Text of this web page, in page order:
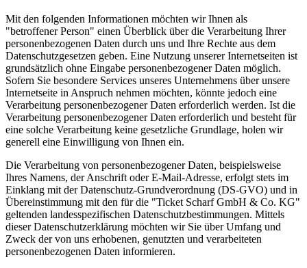
Mit den folgenden Informationen möchten wir Ihnen als
"betroffener Person" einen Überblick über die Verarbeitung Ihrer
personenbezogenen Daten durch uns und Ihre Rechte aus dem
Datenschutzgesetzen geben. Eine Nutzung unserer Internetseiten ist
grundsätzlich ohne Eingabe personenbezogener Daten möglich.
Sofern Sie besondere Services unseres Unternehmens über unsere
Internetseite in Anspruch nehmen möchten, könnte jedoch eine
Verarbeitung personenbezogener Daten erforderlich werden. Ist die
Verarbeitung personenbezogener Daten erforderlich und besteht für
eine solche Verarbeitung keine gesetzliche Grundlage, holen wir
generell eine Einwilligung von Ihnen ein.
Die Verarbeitung von personenbezogener Daten, beispielsweise
Ihres Namens, der Anschrift oder E-Mail-Adresse, erfolgt stets im
Einklang mit der Datenschutz-Grundverordnung (DS-GVO) und in
Übereinstimmung mit den für die "Ticket Scharf GmbH & Co. KG"
geltenden landesspezifischen Datenschutzbestimmungen. Mittels
dieser Datenschutzerklärung möchten wir Sie über Umfang und
Zweck der von uns erhobenen, genutzten und verarbeiteten
personenbezogenen Daten informieren.